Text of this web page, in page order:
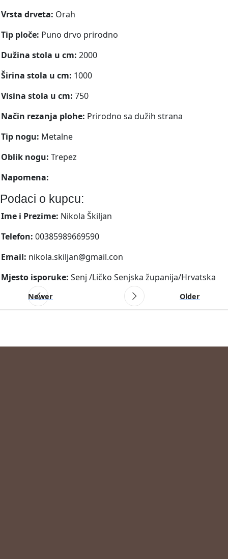
Vrsta drveta: Orah
Tip ploče: Puno drvo prirodno
Dužina stola u cm: 2000
Širina stola u cm: 1000
Visina stola u cm: 750
Način rezanja plohe: Prirodno sa dužih strana
Tip nogu: Metalne
Oblik nogu: Trepez
Napomena:
Podaci o kupcu:
Ime i Prezime: Nikola Škiljan
Telefon: 00385989669590
Email: nikola.skiljan@gmail.con
Mjesto isporuke: Senj /Ličko Senjska županija/Hrvatska
Newer Older